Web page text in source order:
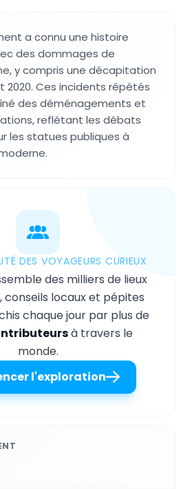
a connu une histoire
des dommages de
y compris une décapitation
2020. Ces incidents répétés
des déménagements et
reflétant les débats
les statues publiques à
DES VOYAGEURS CURIEUX
des milliers de lieux
conseils locaux et pépites
chaque jour par plus de
à travers le
monde.
l'exploration